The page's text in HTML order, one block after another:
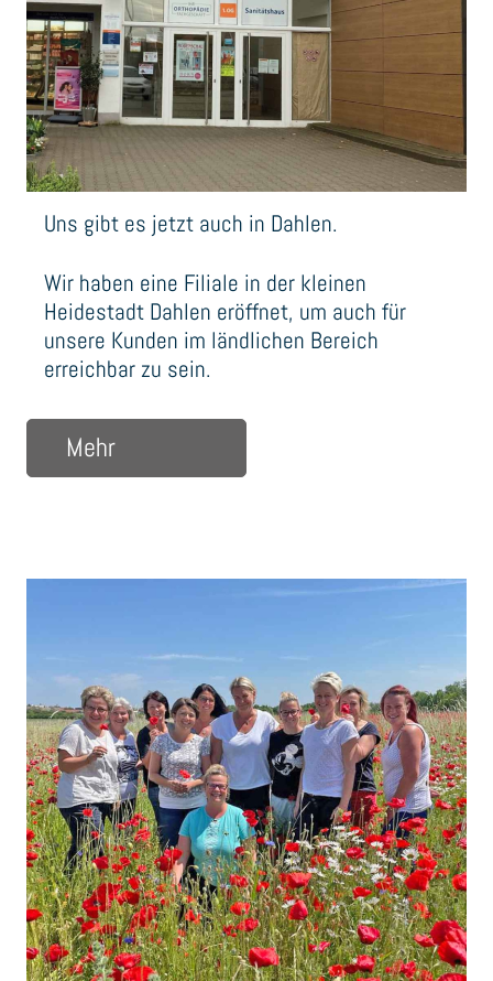
Uns gibt es jetzt auch in Dahlen.
Wir haben eine Filiale in der kleinen
Heidestadt Dahlen eröffnet, um auch für
unsere Kunden im ländlichen Bereich
erreichbar zu sein.
Mehrüber Uns gibt es jetzt auch in Dahlen.